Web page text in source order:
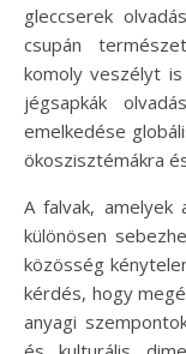
gleccserek
csupán
komoly veszélyt
jégsapkák
emelkedése
ökoszisztémákra
A falvak, amelyek
különösen
közösség
kérdés, hogy
anyagi